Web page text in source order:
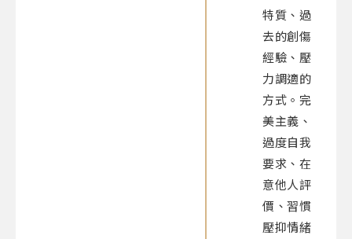
特質、過
去的創傷
經驗、壓
力調適的
方式。完
美主義、
過度自我
要求、在
意他人評
價、習慣
壓抑情緒